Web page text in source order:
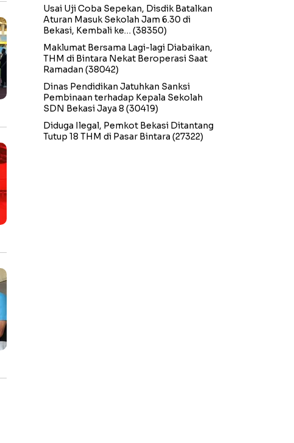
Usai Uji Coba Sepekan, Disdik Batalkan
Aturan Masuk Sekolah Jam 6.30 di
Bekasi, Kembali ke… (38350)
Maklumat Bersama Lagi-lagi Diabaikan,
THM di Bintara Nekat Beroperasi Saat
Ramadan (38042)
Dinas Pendidikan Jatuhkan Sanksi
Pembinaan terhadap Kepala Sekolah
SDN Bekasi Jaya 8 (30419)
Diduga Ilegal, Pemkot Bekasi Ditantang
Tutup 18 THM di Pasar Bintara (27322)